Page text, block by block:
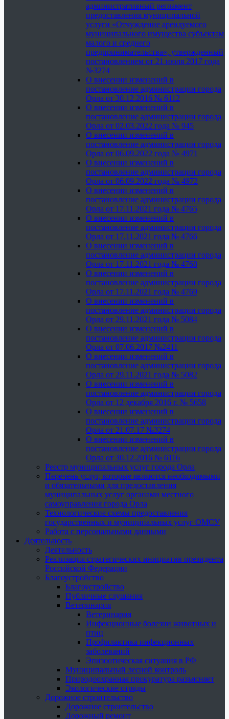
административный регламент
предоставления муниципальной
услуги «Отчуждение арендуемого
муниципального имущества субъектам
малого и среднего
предпринимательства», утвержденный
постановлением от 21 июля 2017 года
№3274
О внесении изменений в
постановление администрации города
Орла от 30.12.2016 № 6112
О внесении изменений в
постановление администрации города
Орла от 02.03.2022 года № 945
О внесении изменений в
постановление администрации города
Орла от 06.09.2022 года № 4971
О внесении изменений в
постановление администрации города
Орла от 06.09.2022 года № 4972
О внесении изменений в
постановление администрации города
Орла от 17.11.2021 года № 4765
О внесении изменений в
постановление администрации города
Орла от 17.11.2021 года № 4766
О внесении изменений в
постановление администрации города
Орла от 17.11.2021 года № 4768
О внесении изменений в
постановление администрации города
Орла от 17.11.2021 года № 4769
О внесении изменений в
постановление администрации города
Орла от 29.11.2021 года № 5084
О внесении изменений в
постановление администрации города
Орла от 07.06.2017 №2411
О внесении изменений в
постановление администрации города
Орла от 29.11.2021 года № 5082
О внесении изменений в
постановление администрации города
Орла от 12 декабря 2016 г. № 5658
О внесении изменений в
постановление администрации города
Орла от 21.07.17 №3274
О внесении изменений в
постановление администрации города
Орла от 30.12.2016 № 6116
Реестр муниципальных услуг города Орла
Перечень услуг, которые являются необходимыми
и обязательными для предоставления
муниципальных услуг органами местного
самоуправления города Орла
Технологические схемы предоставления
государственных и муниципальных услуг ОМСУ
Работа с персональными данными
Деятельность
Деятельность
Реализация стратегических инициатив президента
Российской Федерации
Благоустройство
Благоустройство
Публичные слушания
Ветеринария
Ветеринария
Инфекционные болезни животных и
птиц
Профилактика инфекционных
заболеваний
Эпизоотическая ситуация в РФ
Муниципальный лесной контроль
Природоохранная прокуратура разъясняет
Экологические отряды
Дорожное строительство
Дорожное строительство
Дорожный ремонт